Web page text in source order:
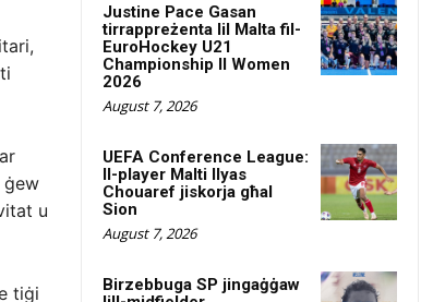
ġew
u
tiġi
Justine Pace Gasan
tirrappreżenta lil Malta fil-
EuroHockey U21
Championship II Women
2026
August 7, 2026
UEFA Conference League:
Il-player Malti Ilyas
Chouaref jiskorja għal
Sion
August 7, 2026
Birzebbuga SP jingaġġaw